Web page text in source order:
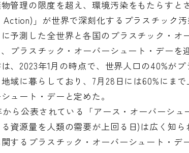
管理の限度を超え、環境汚染をもたらすと
」 が世界で深刻化するプラスチック
予測した全世界と各国のプラスチック・オ
、プラスチック・オーバーシュート・デー
、2023年1月の時点で、世界人口の40%が
域に暮らしており、7月28日には60%にま
ュート・デーと定めた。
から公表されている 「アース・オーバーシュ
資源量を人類の需要が上回る日)は広く知
するプラスチック・オーバーシュート・デ